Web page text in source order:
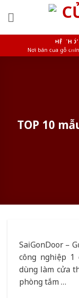
HỆ
Nơi bán cửa gỗ
TOP 10
SaiGonDoor –
công nghiệp 1
dùng làm cửa
phòng tắm …